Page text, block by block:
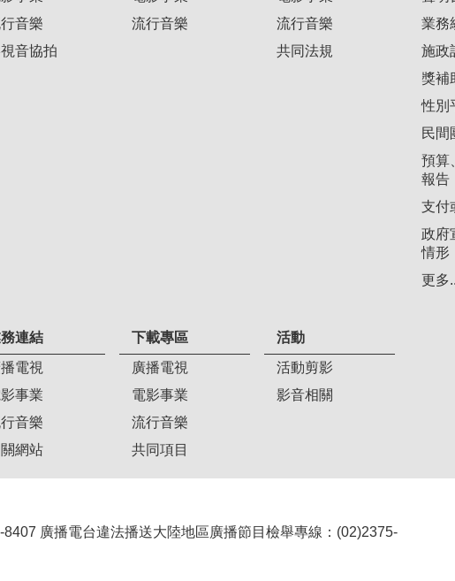
音樂
音協拍
流行音樂
流行音樂
共同法規
業務
施政
獎補
性別
民間
預算
報告
支付
政府
情形
更多
連結
電視
事業
音樂
網站
下載專區
廣播電視
電影事業
流行音樂
共同項目
活動
活動剪影
影音相關
廣播電台違法播送大陸地區廣播節目檢舉專線：(02)2375-